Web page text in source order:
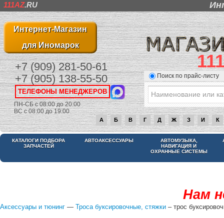
111AZ.RU
Интернет-Магазин
для Иномарок
+7 (909) 281-50-61
+7 (905) 138-55-50
ТЕЛЕФОНЫ МЕНЕДЖЕРОВ
ПН-СБ с 08:00 до 20:00
ВС с 08:00 до 19:00
Поиск по прайс-листу
А Б В Г Д Ж З И К
КАТАЛОГИ ПОДБОРА
ЗАПЧАСТЕЙ
АВТОАКСЕССУАРЫ
АВТОМУЗЫКА,
НАВИГАЦИЯ И
ОХРАННЫЕ СИСТЕМЫ
Нам
Аксессуары и тюнинг — Троса буксировочные, стяжки – трос